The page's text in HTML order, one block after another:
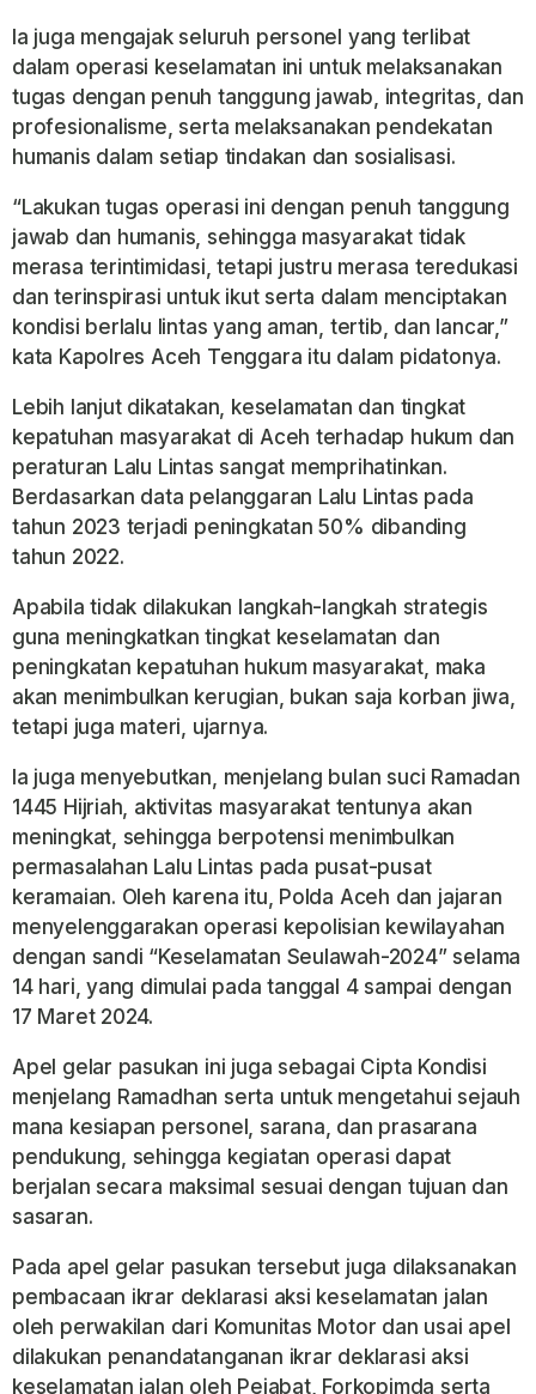
Ia juga mengajak seluruh personel yang terlibat
dalam operasi keselamatan ini untuk melaksanakan
tugas dengan penuh tanggung jawab, integritas, dan
profesionalisme, serta melaksanakan pendekatan
humanis dalam setiap tindakan dan sosialisasi.
“Lakukan tugas operasi ini dengan penuh tanggung
jawab dan humanis, sehingga masyarakat tidak
merasa terintimidasi, tetapi justru merasa teredukasi
dan terinspirasi untuk ikut serta dalam menciptakan
kondisi berlalu lintas yang aman, tertib, dan lancar,”
kata Kapolres Aceh Tenggara itu dalam pidatonya.
Lebih lanjut dikatakan, keselamatan dan tingkat
kepatuhan masyarakat di Aceh terhadap hukum dan
peraturan Lalu Lintas sangat memprihatinkan.
Berdasarkan data pelanggaran Lalu Lintas pada
tahun 2023 terjadi peningkatan 50% dibanding
tahun 2022.
Apabila tidak dilakukan langkah-langkah strategis
guna meningkatkan tingkat keselamatan dan
peningkatan kepatuhan hukum masyarakat, maka
akan menimbulkan kerugian, bukan saja korban jiwa,
tetapi juga materi, ujarnya.
Ia juga menyebutkan, menjelang bulan suci Ramadan
1445 Hijriah, aktivitas masyarakat tentunya akan
meningkat, sehingga berpotensi menimbulkan
permasalahan Lalu Lintas pada pusat-pusat
keramaian. Oleh karena itu, Polda Aceh dan jajaran
menyelenggarakan operasi kepolisian kewilayahan
dengan sandi “Keselamatan Seulawah-2024” selama
14 hari, yang dimulai pada tanggal 4 sampai dengan
17 Maret 2024.
Apel gelar pasukan ini juga sebagai Cipta Kondisi
menjelang Ramadhan serta untuk mengetahui sejauh
mana kesiapan personel, sarana, dan prasarana
pendukung, sehingga kegiatan operasi dapat
berjalan secara maksimal sesuai dengan tujuan dan
sasaran.
Pada apel gelar pasukan tersebut juga dilaksanakan
pembacaan ikrar deklarasi aksi keselamatan jalan
oleh perwakilan dari Komunitas Motor dan usai apel
dilakukan penandatanganan ikrar deklarasi aksi
keselamatan jalan oleh Pejabat, Forkopimda serta